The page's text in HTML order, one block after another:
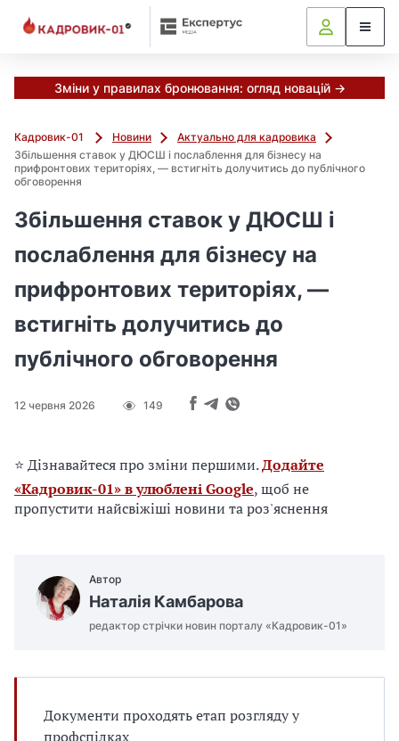
Зміни у правилах бронювання: огляд новацій →
Кадровик-01 Новини
Актуально для кадровика
Збільшення ставок у ДЮСШ і послаблення для бізнесу на
прифронтових територіях, — встигніть долучитись до публічного
обговорення
Збільшення ставок у ДЮСШ і
послаблення для бізнесу на
прифронтових територіях, —
встигніть долучитись до
публічного обговорення
12 червня 2026 149
⭐ Дізнавайтеся про зміни першими.Додайте
«Кадровик-01» в улюблені Google, щоб не
пропустити найсвіжіші новини та роз'яснення
Автор
Наталія Камбарова
редактор стрічки новин порталу «Кадровик-01»
Документи проходять етап розгляду у
профспілках